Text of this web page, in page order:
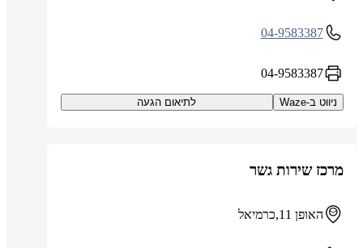
04-9583387
04-9583387
ניווט ב-Waze לתיאום הגעה
מרכז שירות גשר
האופן 11,כרמיאל